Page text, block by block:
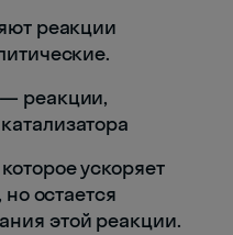
реакции
— реакции,
ускоряет
остается
этой реакции.